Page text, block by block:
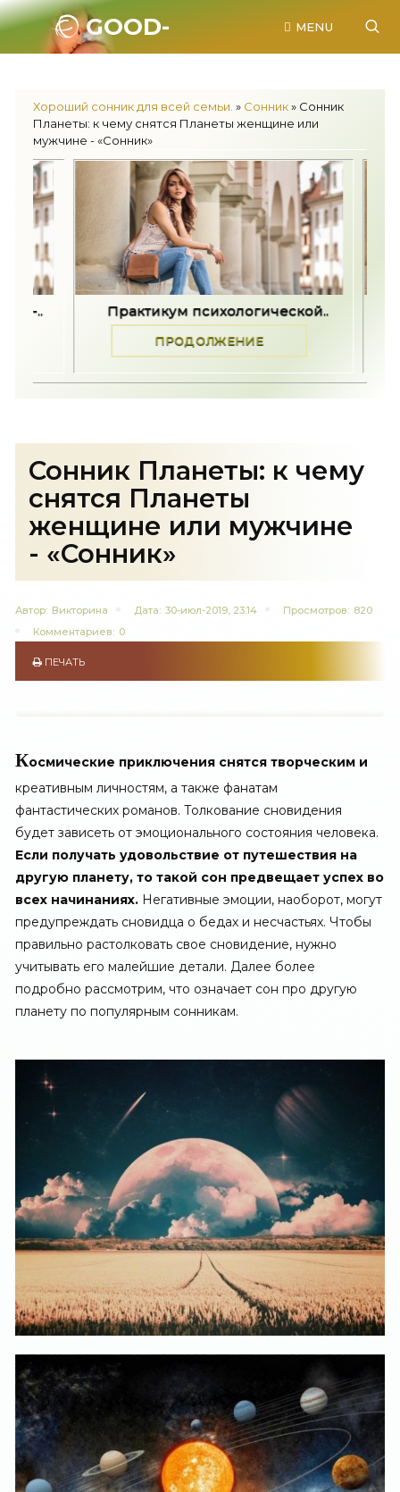
GOOD-
MENU
Хороший сонник для всей семьи. » Сонник» Сонник
Планеты: к чему снятся Планеты женщине или
мужчине - «Сонник»
психологической.. Задайте пять
Сонник Планеты: к чему
снятся Планеты
женщине или мужчине
- «Сонник»
Автор: Викторина Дата: 30-июл-2019, 23:14 Просмотров: 820
Комментариев: 0
ПЕЧАТЬ
Космические приключения снятся творческим и
креативным личностям, а также фанатам
фантастических романов. Толкование сновидения
будет зависеть от эмоционального состояния человека.
Если получать удовольствие от путешествия на
другую планету, то такой сон предвещает успех во
всех начинаниях. Негативные эмоции, наоборот, могут
предупреждать сновидца о бедах и несчастьях. Чтобы
правильно растолковать свое сновидение, нужно
учитывать его малейшие детали. Далее более
подробно рассмотрим, что означает сон про другую
планету по популярным сонникам.